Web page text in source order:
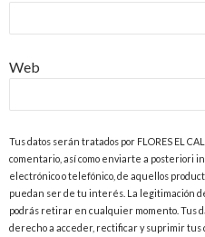
Web
Tus datos serán tratados por FLORES EL
comentario, así como enviarte a posteriori
electrónico o telefónico, de aquellos
puedan ser de tu interés. La legitimación
podrás retirar en cualquier momento. Tus
derecho a acceder, rectificar y suprimir tus